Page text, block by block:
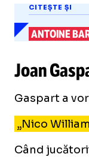
CITEȘTE ȘI
ANTOINE
Joan
Gaspart a
„Nico
Când